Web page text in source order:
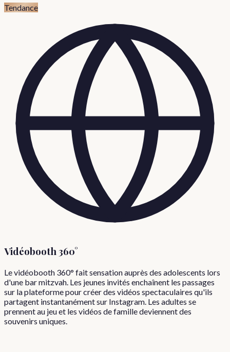
Tendance
Vidéobooth 360°
Le vidéobooth 360° fait sensation auprès des adolescents lors
d'une bar mitzvah. Les jeunes invités enchaînent les passages
sur la plateforme pour créer des vidéos spectaculaires qu'ils
partagent instantanément sur Instagram. Les adultes se
prennent au jeu et les vidéos de famille deviennent des
souvenirs uniques.